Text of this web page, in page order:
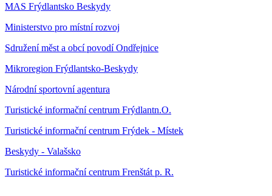
MAS Frýdlantsko Beskydy
Ministerstvo pro místní rozvoj
Sdružení měst a obcí povodí Ondřejnice
Mikroregion Frýdlantsko-Beskydy
Národní sportovní agentura
Turistické informační centrum Frýdlantn.O.
Turistické informační centrum Frýdek - Místek
Beskydy - Valašsko
Turistické informační centrum Frenštát p. R.